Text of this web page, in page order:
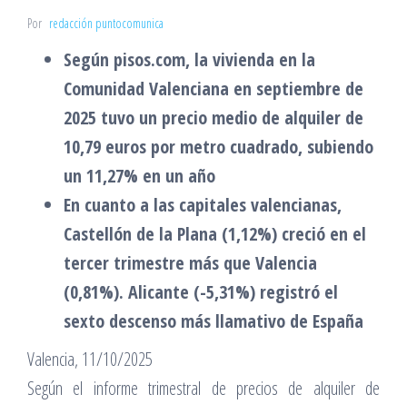
Por redacción puntocomunica
Según pisos.com, la vivienda en la
Comunidad Valenciana en septiembre de
2025 tuvo un precio medio de alquiler de
10,79 euros por metro cuadrado, subiendo
un 11,27% en un año
En cuanto a las capitales valencianas,
Castellón de la Plana (1,12%) creció en el
tercer trimestre más que Valencia
(0,81%). Alicante (-5,31%) registró el
sexto descenso más llamativo de España
Valencia, 11/10/2025
Según el informe trimestral de precios de alquiler de